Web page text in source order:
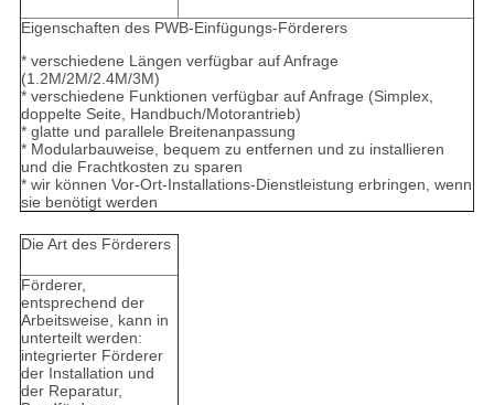
Eigenschaften des PWB-Einfügungs-Förderers
* verschiedene Längen verfügbar auf Anfrage
(1.2M/2M/2.4M/3M)
* verschiedene Funktionen verfügbar auf Anfrage (Simplex,
doppelte Seite, Handbuch/Motorantrieb)
* glatte und parallele Breitenanpassung
* Modularbauweise, bequem zu entfernen und zu installieren
und die Frachtkosten zu sparen
* wir können Vor-Ort-Installations-Dienstleistung erbringen, wenn
sie benötigt werden
Die Art des Förderers
Förderer,
entsprechend der
Arbeitsweise, kann in
unterteilt werden:
integrierter Förderer
der Installation und
der Reparatur,